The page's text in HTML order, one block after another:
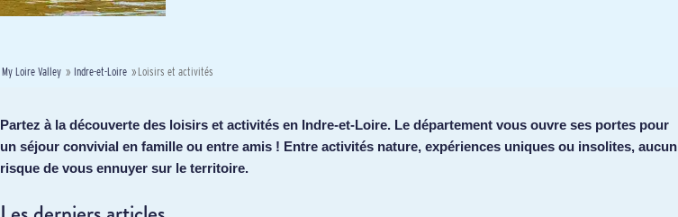
My Loire Valley » Indre-et-Loire »Loisirs et activités
Partez à la découverte des loisirs et activités en Indre-et-Loire. Le département vous ouvre ses portes pour
un séjour convivial en famille ou entre amis ! Entre activités nature, expériences uniques ou insolites, aucun
risque de vous ennuyer sur le territoire.